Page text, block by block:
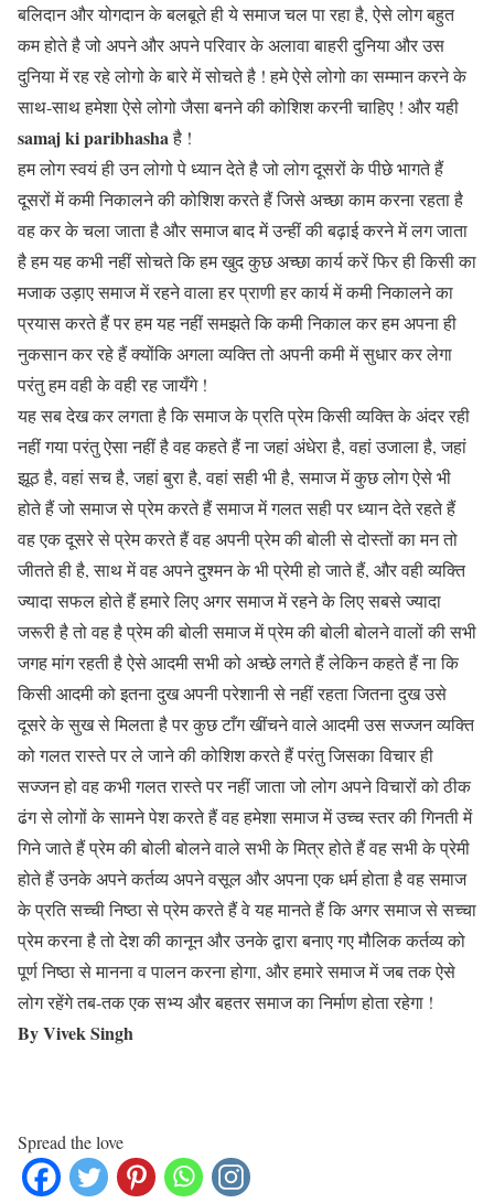
बलिदान और योगदान के बलबूते ही ये समाज चल पा रहा है, ऐसे लोग बहुत
कम होते है जो अपने और अपने परिवार के अलावा बाहरी दुनिया और उस
दुनिया में रह रहे लोगो के बारे में सोचते है ! हमे ऐसे लोगो का सम्मान करने के
साथ-साथ हमेशा ऐसे लोगो जैसा बनने की कोशिश करनी चाहिए ! और यही
samaj ki paribhashaहै !
हम लोग स्वयं ही उन लोगो पे ध्यान देते है जो लोग दूसरों के पीछे भागते हैं
दूसरों में कमी निकालने की कोशिश करते हैं जिसे अच्छा काम करना रहता है
वह कर के चला जाता है और समाज बाद में उन्हीं की बढ़ाई करने में लग जाता
है हम यह कभी नहीं सोचते कि हम खुद कुछ अच्छा कार्य करें फिर ही किसी का
मजाक उड़ाए समाज में रहने वाला हर प्राणी हर कार्य में कमी निकालने का
प्रयास करते हैं पर हम यह नहीं समझते कि कमी निकाल कर हम अपना ही
नुकसान कर रहे हैं क्योंकि अगला व्यक्ति तो अपनी कमी में सुधार कर लेगा
परंतु हम वही के वही रह जायँगे !
यह सब देख कर लगता है कि समाज के प्रति प्रेम किसी व्यक्ति के अंदर रही
नहीं गया परंतु ऐसा नहीं है वह कहते हैं ना जहां अंधेरा है, वहां उजाला है, जहां
झूठ है, वहां सच है, जहां बुरा है, वहां सही भी है, समाज में कुछ लोग ऐसे भी
होते हैं जो समाज से प्रेम करते हैं समाज में गलत सही पर ध्यान देते रहते हैं
वह एक दूसरे से प्रेम करते हैं वह अपनी प्रेम की बोली से दोस्तों का मन तो
जीतते ही है, साथ में वह अपने दुश्मन के भी प्रेमी हो जाते हैं, और वही व्यक्ति
ज्यादा सफल होते हैं हमारे लिए अगर समाज में रहने के लिए सबसे ज्यादा
जरूरी है तो वह है प्रेम की बोली समाज में प्रेम की बोली बोलने वालों की सभी
जगह मांग रहती है ऐसे आदमी सभी को अच्छे लगते हैं लेकिन कहते हैं ना कि
किसी आदमी को इतना दुख अपनी परेशानी से नहीं रहता जितना दुख उसे
दूसरे के सुख से मिलता है पर कुछ टाँग खींचने वाले आदमी उस सज्जन व्यक्ति
को गलत रास्ते पर ले जाने की कोशिश करते हैं परंतु जिसका विचार ही
सज्जन हो वह कभी गलत रास्ते पर नहीं जाता जो लोग अपने विचारों को ठीक
ढंग से लोगों के सामने पेश करते हैं वह हमेशा समाज में उच्च स्तर की गिनती में
गिने जाते हैं प्रेम की बोली बोलने वाले सभी के मित्र होते हैं वह सभी के प्रेमी
होते हैं उनके अपने कर्तव्य अपने वसूल और अपना एक धर्म होता है वह समाज
के प्रति सच्ची निष्ठा से प्रेम करते हैं वे यह मानते हैं कि अगर समाज से सच्चा
प्रेम करना है तो देश की कानून और उनके द्वारा बनाए गए मौलिक कर्तव्य को
पूर्ण निष्ठा से मानना व पालन करना होगा, और हमारे समाज में जब तक ऐसे
लोग रहेंगे तब-तक एक सभ्य और बहतर समाज का निर्माण होता रहेगा !
By Vivek Singh
Spread the love